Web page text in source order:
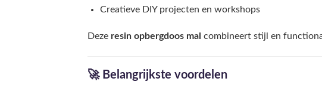
Creatieve DIY projecten en workshops
Deze resin opbergdoos mal combineert stijl en
🚀 Belangrijkste voordelen